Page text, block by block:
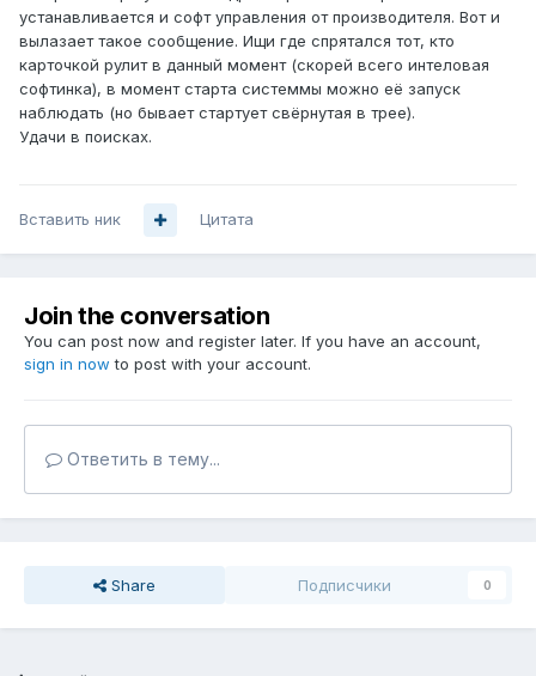
устанавливается и софт управления от производителя. Вот и
вылазает такое сообщение. Ищи где спрятался тот, кто
карточкой рулит в данный момент (скорей всего интеловая
софтинка), в момент старта системмы можно её запуск
наблюдать (но бывает стартует свёрнутая в трее).
Удачи в поисках.
Вставить ник Цитата
Join the conversation
You can post now and register later. If you have an account,
sign in now to post with your account.
Ответить в тему...
Share Подписчики 0